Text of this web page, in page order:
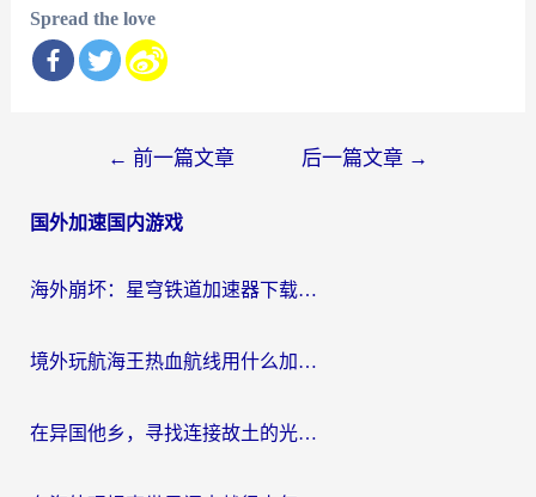
Spread the love
导
← 前一篇文章 后一篇文章 →
国外加速国内游戏
海外崩坏：星穹铁道加速器下载安装：一份给游子的终极网络指南
境外玩航海王热血航线用什么加速器？2026海外玩家实测最优方案（附欧洲问道堡垒前线加速技巧）
在异国他乡，寻找连接故土的光明大陆免费加速器